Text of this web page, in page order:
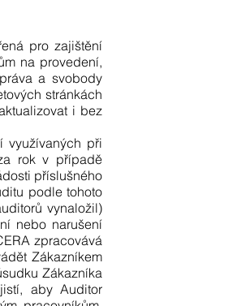
pro zajištění
na provedení,
a svobody
stránkách
i bez
využívaných při
rok v případě
příslušného
podle tohoto
vynaložil)
nebo narušení
zpracovává
Zákazníkem
Zákazníka
aby Auditor